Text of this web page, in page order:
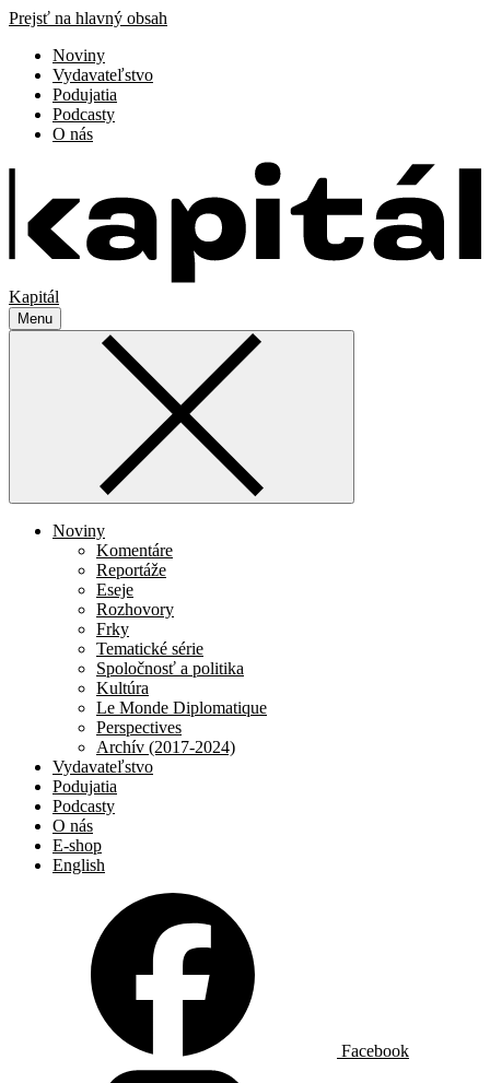
Prejsť na hlavný obsah
Noviny
Vydavateľstvo
Podujatia
Podcasty
O nás
Kapitál
Menu
Noviny
Komentáre
Reportáže
Eseje
Rozhovory
Frky
Tematické série
Spoločnosť a politika
Kultúra
Le Monde Diplomatique
Perspectives
Archív (2017-2024)
Vydavateľstvo
Podujatia
Podcasty
O nás
E-shop
English
Facebook